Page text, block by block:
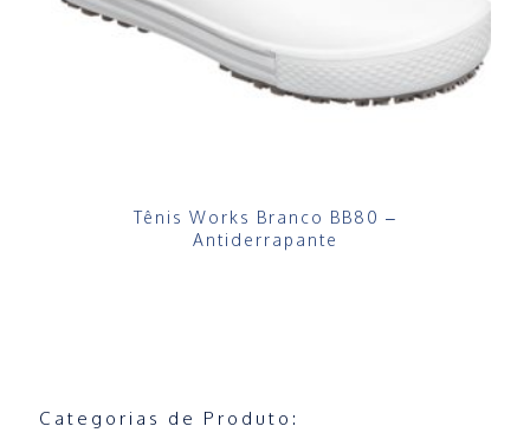
Tênis Works Branco BB80 –
Antiderrapante
Categorias de Produto: